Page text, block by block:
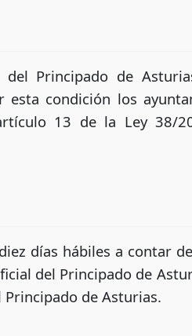
del Principado de
esta condición los
13 de la Ley 38/
días hábiles a contar
del Principado de
de Asturias.